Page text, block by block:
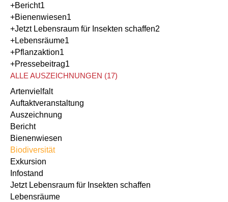
+Bericht1
+Bienenwiesen1
+Jetzt Lebensraum für Insekten schaffen2
+Lebensräume1
+Pflanzaktion1
+Pressebeitrag1
ALLE AUSZEICHNUNGEN (17)
Artenvielfalt
Auftaktveranstaltung
Auszeichnung
Bericht
Bienenwiesen
Biodiversität
Exkursion
Infostand
Jetzt Lebensraum für Insekten schaffen
Lebensräume